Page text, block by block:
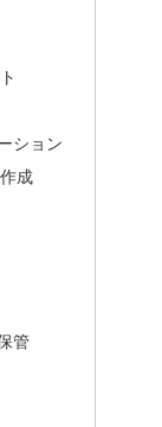
ション
成
管